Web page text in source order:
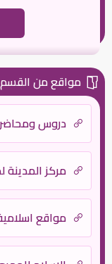
مواقع من
دروس
مركز
مواقع اسلامية